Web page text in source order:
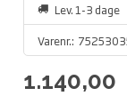
Lev. 1-3 dage
Varenr.:
1.140,00